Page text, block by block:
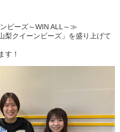
ビーズ～WIN ALL～≫
梨クイーンビーズ」を盛り上げて
す！